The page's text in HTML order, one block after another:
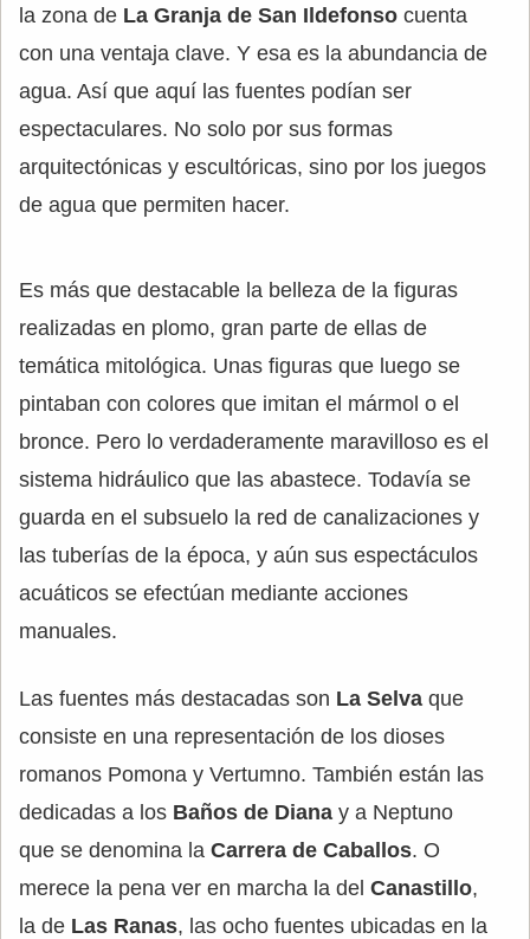
la zona de La Granja de San Ildefonso cuenta
con una ventaja clave. Y esa es la abundancia de
agua. Así que aquí las fuentes podían ser
espectaculares. No solo por sus formas
arquitectónicas y escultóricas, sino por los juegos
de agua que permiten hacer.
Es más que destacable la belleza de la figuras
realizadas en plomo, gran parte de ellas de
temática mitológica. Unas figuras que luego se
pintaban con colores que imitan el mármol o el
bronce. Pero lo verdaderamente maravilloso es el
sistema hidráulico que las abastece. Todavía se
guarda en el subsuelo la red de canalizaciones y
las tuberías de la época, y aún sus espectáculos
acuáticos se efectúan mediante acciones
manuales.
Las fuentes más destacadas son La Selva que
consiste en una representación de los dioses
romanos Pomona y Vertumno. También están las
dedicadas a los Baños de Diana y a Neptuno
que se denomina la Carrera de Caballos. O
merece la pena ver en marcha la del Canastillo,
la de Las Ranas, las ocho fuentes ubicadas en la